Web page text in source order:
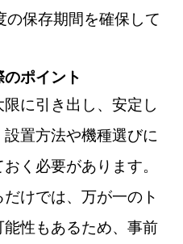
の保存期間を確保して
ポイント
に引き出し、安定し
置方法や機種選びに
く必要があります。
けでは、万が一のト
性もあるため、事前